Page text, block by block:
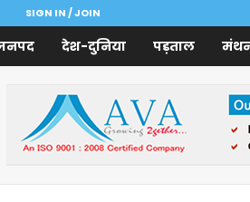
SIGN IN / JOIN
देश-दुनिया पड़ताल